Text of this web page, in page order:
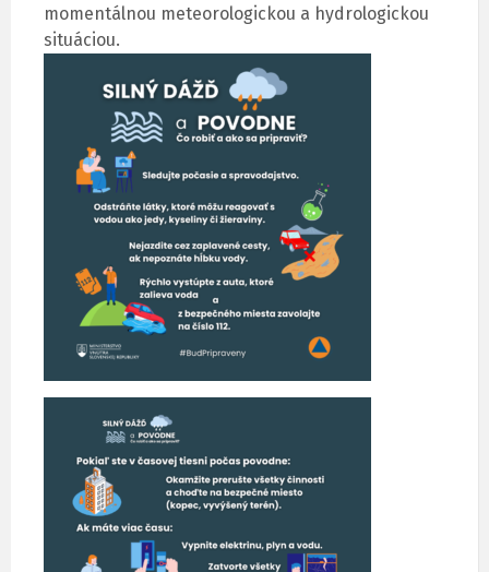
momentálnou meteorologickou a hydrologickou
situáciou.